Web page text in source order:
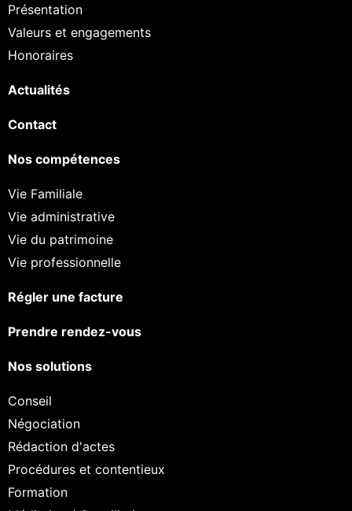
Présentation
Valeurs et engagements
Honoraires
Actualités
Contact
Nos compétences
Vie Familiale
Vie administrative
Vie du patrimoine
Vie professionnelle
Régler une facture
Prendre rendez-vous
Nos solutions
Conseil
Négociation
Rédaction d'actes
Procédures et contentieux
Formation